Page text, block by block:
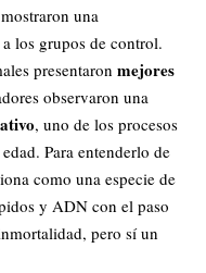
una
los grupos de control.
presentaron mejores
observaron una
, uno de los procesos
Para entenderlo de
como una especie de
y ADN con el paso
pero sí un